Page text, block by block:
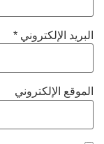
البريد الإلكتروني *
الموقع الإلكتروني